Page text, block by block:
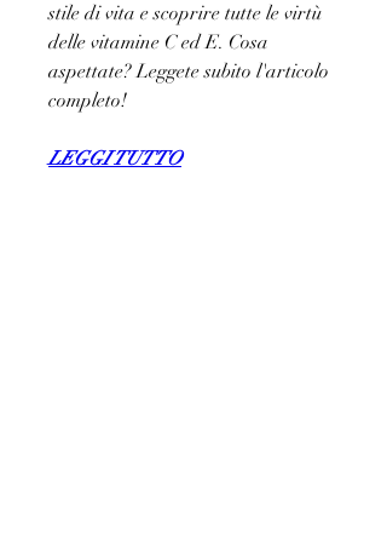
stile di vita e scoprire tutte le virtù
delle vitamine C ed E. Cosa
aspettate? Leggete subito l'articolo
completo!
LEGGI TUTTO